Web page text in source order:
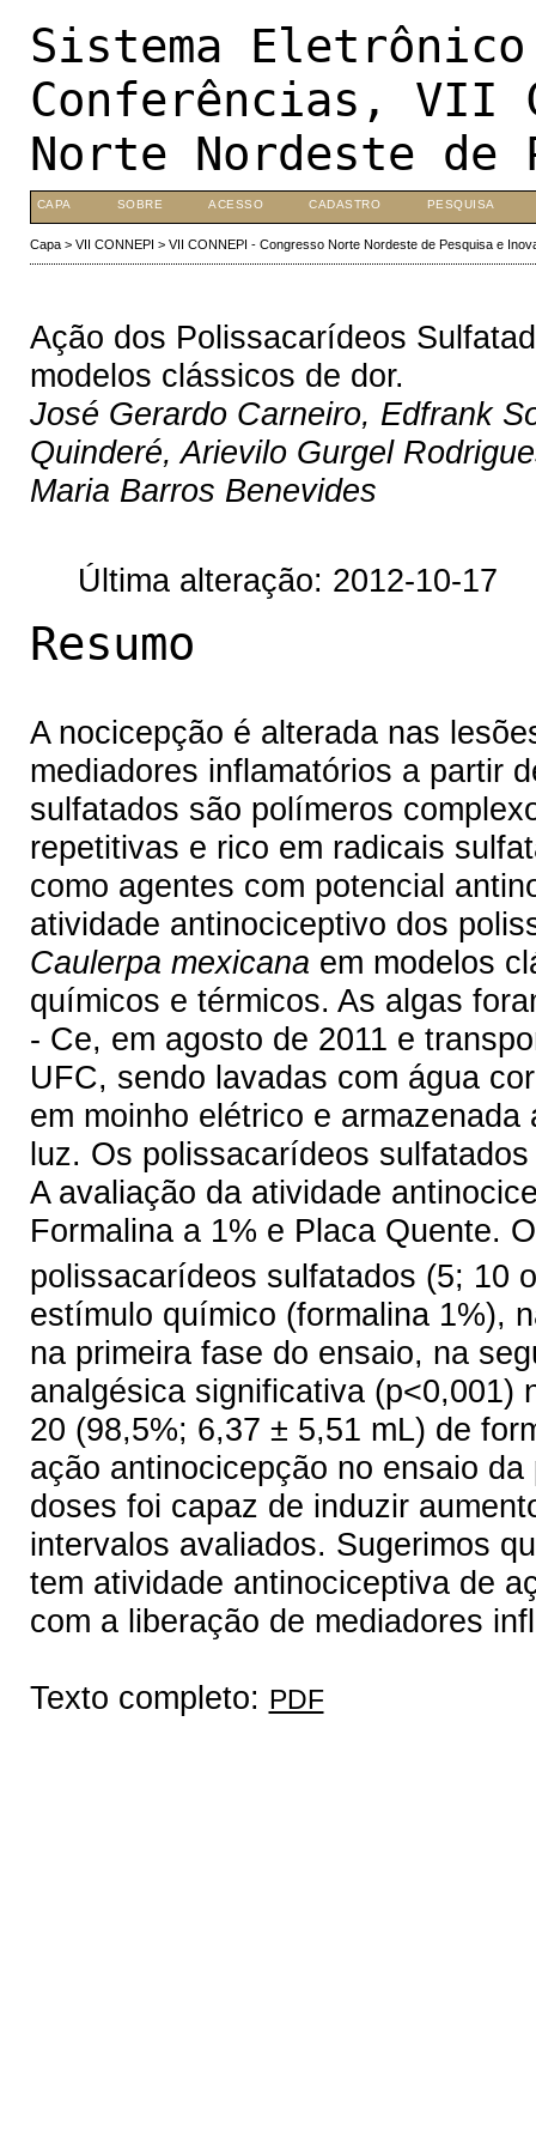
Sistema
Conferências, VII
Norte Nordeste de
CAPA SOBRE ACESSO CADASTRO PESQUISA
Capa> VII CONNEPI > VII CONNEPI - Congresso Norte Nordeste de Pesquisa e
Ação dos Polissacarídeos
modelos clássicos de dor.
José Gerardo Carneiro, Edfrank
Quinderé, Arievilo Gurgel
Maria Barros Benevides
Última alteração: 2012-10-17
Resumo
A nocicepção é alterada nas
mediadores inflamatórios a partir
sulfatados são polímeros
repetitivas e rico em radicais
como agentes com potencial
atividade antinociceptivo dos
Caulerpa mexicana em modelos
químicos e térmicos. As algas
- Ce, em agosto de 2011 e
UFC, sendo lavadas com água
em moinho elétrico e
luz. Os polissacarídeos
A avaliação da atividade
Formalina a 1% e Placa Quente.
polissacarídeos sulfatados (5; 10
estímulo químico (formalina 1%),
na primeira fase do ensaio, na
analgésica significativa (p<0,001)
20 (98,5%; 6,37 ± 5,51 mL) de
ação antinocicepção no ensaio
doses foi capaz de induzir
intervalos avaliados. Sugerimos
tem atividade antinociceptiva de
com a liberação de mediadores
Texto completo: PDF